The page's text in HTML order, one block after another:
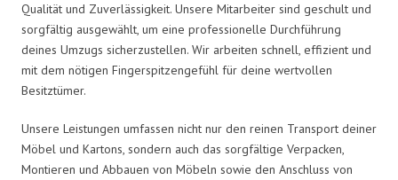
Qualität und Zuverlässigkeit. Unsere Mitarbeiter sind geschult und
sorgfältig ausgewählt, um eine professionelle Durchführung
deines Umzugs sicherzustellen. Wir arbeiten schnell, effizient und
mit dem nötigen Fingerspitzengefühl für deine wertvollen
Besitztümer.
Unsere Leistungen umfassen nicht nur den reinen Transport deiner
Möbel und Kartons, sondern auch das sorgfältige Verpacken,
Montieren und Abbauen von Möbeln sowie den Anschluss von